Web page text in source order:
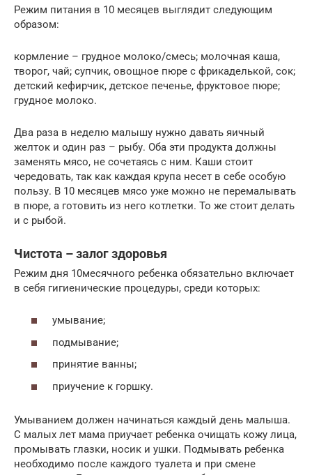
Режим питания в 10 месяцев выглядит следующим
образом:
кормление – грудное молоко/смесь; молочная каша,
творог, чай; супчик, овощное пюре с фрикаделькой, сок;
детский кефирчик, детское печенье, фруктовое пюре;
грудное молоко.
Два раза в неделю малышу нужно давать яичный
желток и один раз – рыбу. Оба эти продукта должны
заменять мясо, не сочетаясь с ним. Каши стоит
чередовать, так как каждая крупа несет в себе особую
пользу. В 10 месяцев мясо уже можно не перемалывать
в пюре, а готовить из него котлетки. То же стоит делать
и с рыбой.
Чистота – залог здоровья
Режим дня 10месячного ребенка обязательно включает
в себя гигиенические процедуры, среди которых:
умывание;
подмывание;
принятие ванны;
приучение к горшку.
Умыванием должен начинаться каждый день малыша.
С малых лет мама приучает ребенка очищать кожу лица,
промывать глазки, носик и ушки. Подмывать ребенка
необходимо после каждого туалета и при смене